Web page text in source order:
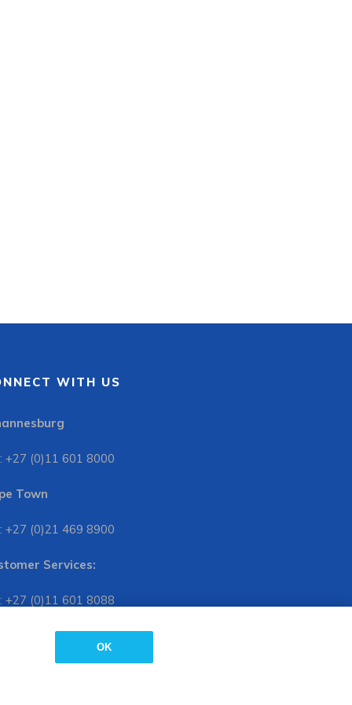
of cookies on your device. View our
WITH US
+27 (0)11 601 8000
Town
+27 (0)21 469 8900
Services:
+27 (0)11 601 8088
Ball Publishers. All Rights Reserved.
OK